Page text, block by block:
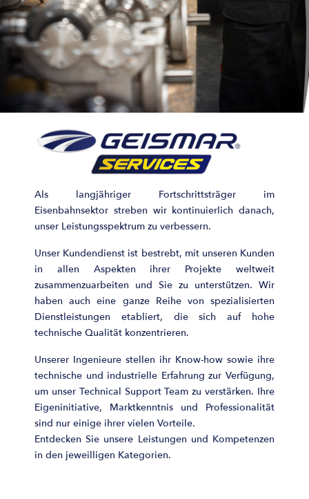
Als langjähriger Fortschrittsträger im
Eisenbahnsektor streben wir kontinuierlich danach,
unser Leistungsspektrum zu verbessern.
Unser Kundendienst ist bestrebt, mit unseren Kunden
in allen Aspekten ihrer Projekte weltweit
zusammenzuarbeiten und Sie zu unterstützen. Wir
haben auch eine ganze Reihe von spezialisierten
Dienstleistungen etabliert, die sich auf hohe
technische Qualität konzentrieren.
Unserer Ingenieure stellen ihr Know-how sowie ihre
technische und industrielle Erfahrung zur Verfügung,
um unser Technical Support Team zu verstärken. Ihre
Eigeninitiative, Marktkenntnis und Professionalität
sind nur einige ihrer vielen Vorteile.
Entdecken Sie unsere Leistungen und Kompetenzen
in den jeweilligen Kategorien.